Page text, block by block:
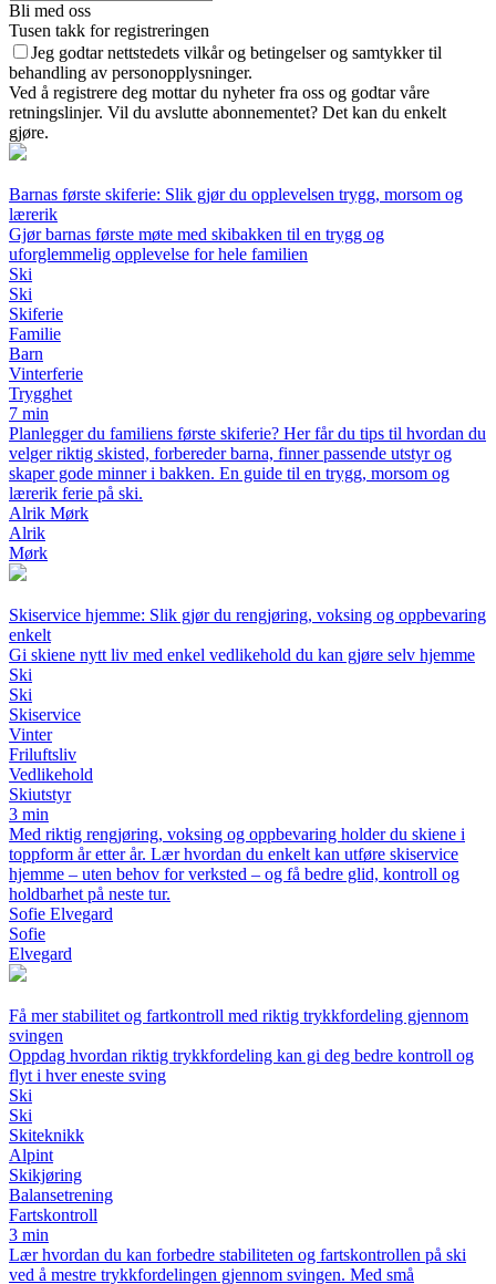
Bli med oss
Tusen takk for registreringen
Jeg godtar nettstedets vilkår og betingelser og samtykker til
behandling av personopplysninger.
Ved å registrere deg mottar du nyheter fra oss og godtar våre
retningslinjer. Vil du avslutte abonnementet? Det kan du enkelt
gjøre.
Barnas første skiferie: Slik gjør du opplevelsen trygg, morsom og
lærerik
Gjør barnas første møte med skibakken til en trygg og
uforglemmelig opplevelse for hele familien
Ski
Ski
Skiferie
Familie
Barn
Vinterferie
Trygghet
7 min
Planlegger du familiens første skiferie? Her får du tips til hvordan du
velger riktig skisted, forbereder barna, finner passende utstyr og
skaper gode minner i bakken. En guide til en trygg, morsom og
lærerik ferie på ski.
Alrik Mørk
Alrik
Mørk
Skiservice hjemme: Slik gjør du rengjøring, voksing og oppbevaring
enkelt
Gi skiene nytt liv med enkel vedlikehold du kan gjøre selv hjemme
Ski
Ski
Skiservice
Vinter
Friluftsliv
Vedlikehold
Skiutstyr
3 min
Med riktig rengjøring, voksing og oppbevaring holder du skiene i
toppform år etter år. Lær hvordan du enkelt kan utføre skiservice
hjemme – uten behov for verksted – og få bedre glid, kontroll og
holdbarhet på neste tur.
Sofie Elvegard
Sofie
Elvegard
Få mer stabilitet og fartkontroll med riktig trykkfordeling gjennom
svingen
Oppdag hvordan riktig trykkfordeling kan gi deg bedre kontroll og
flyt i hver eneste sving
Ski
Ski
Skiteknikk
Alpint
Skikjøring
Balansetrening
Fartskontroll
3 min
Lær hvordan du kan forbedre stabiliteten og fartskontrollen på ski
ved å mestre trykkfordelingen gjennom svingen. Med små